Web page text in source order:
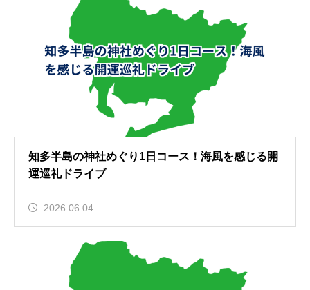
知多半島の神社めぐり1日コース！海風を感じる開
運巡礼ドライブ
2026.06.04